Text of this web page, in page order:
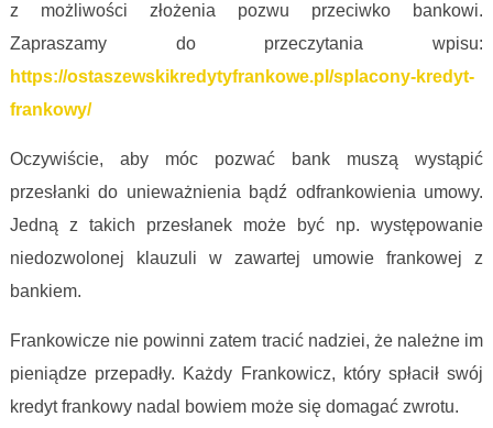
z możliwości złożenia pozwu przeciwko bankowi.
Zapraszamy do przeczytania wpisu:
https://ostaszewskikredytyfrankowe.pl/splacony-kredyt-
frankowy/
Oczywiście, aby móc pozwać bank muszą wystąpić
przesłanki do unieważnienia bądź odfrankowienia umowy.
Jedną z takich przesłanek może być np. występowanie
niedozwolonej klauzuli w zawartej umowie frankowej z
bankiem.
Frankowicze nie powinni zatem tracić nadziei, że należne im
pieniądze przepadły. Każdy Frankowicz, który spłacił swój
kredyt frankowy nadal bowiem może się domagać zwrotu.